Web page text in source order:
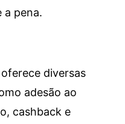
a pena.
diversas
adesão ao
cashback e